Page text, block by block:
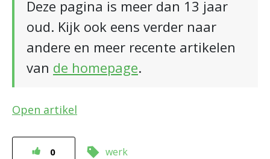
Deze pagina is meer dan 13 jaar
oud. Kijk ook eens verder naar
andere en meer recente artikelen
van de homepage.
Open artikel
0 werk